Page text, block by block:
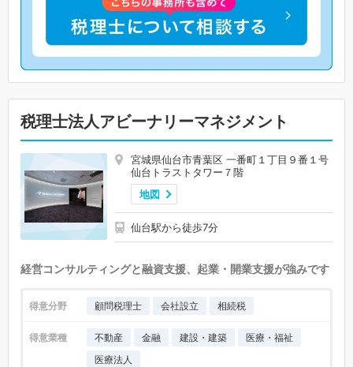
税理士法人アビーナリーマネジメント
宮城県仙台市青葉区 一番町１丁目９番１号
仙台トラストタワー７階
地図
仙台駅から徒歩7分
経営コンサルティングと融資支援、起業・開業支援が強みです
得意分野 顧問税理士 会社設立 相続税
得意業種 不動産 金融 建設・建築
医療・福祉
医療法人